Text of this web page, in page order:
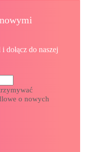
dołącz do naszej
o nowych